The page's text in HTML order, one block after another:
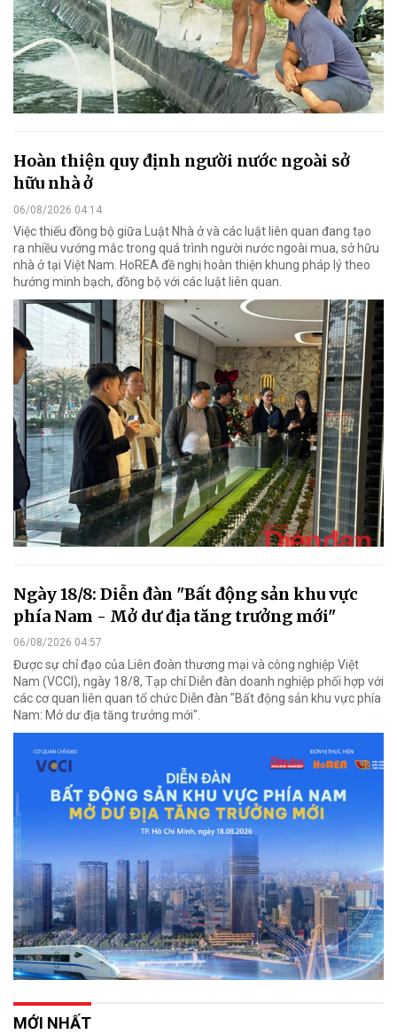
Hoàn thiện quy định người nước ngoài sở
hữu nhà ở
06/08/2026 04:14
Việc thiếu đồng bộ giữa Luật Nhà ở và các luật liên quan đang tạo
ra nhiều vướng mắc trong quá trình người nước ngoài mua, sở hữu
nhà ở tại Việt Nam. HoREA đề nghị hoàn thiện khung pháp lý theo
hướng minh bạch, đồng bộ với các luật liên quan.
Ngày 18/8: Diễn đàn "Bất động sản khu vực
phía Nam - Mở dư địa tăng trưởng mới"
06/08/2026 04:57
Được sự chỉ đạo của Liên đoàn thương mại và công nghiệp Việt
Nam (VCCI), ngày 18/8, Tạp chí Diễn đàn doanh nghiệp phối hợp với
các cơ quan liên quan tổ chức Diễn đàn "Bất động sản khu vực phía
Nam: Mở dư địa tăng trưởng mới".
MỚI NHẤT